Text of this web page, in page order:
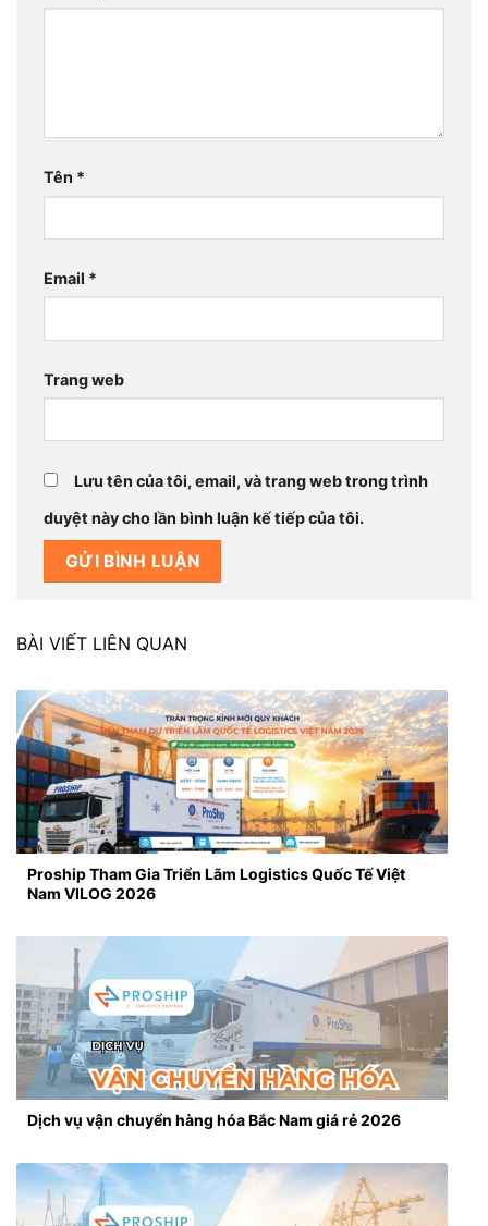
Tên *
Email *
Trang web
Lưu tên của tôi, email, và trang web trong trình
duyệt này cho lần bình luận kế tiếp của tôi.
BÀI VIẾT LIÊN QUAN
Proship Tham Gia Triển Lãm Logistics Quốc Tế Việt
Nam VILOG 2026
Dịch vụ vận chuyển hàng hóa Bắc Nam giá rẻ 2026